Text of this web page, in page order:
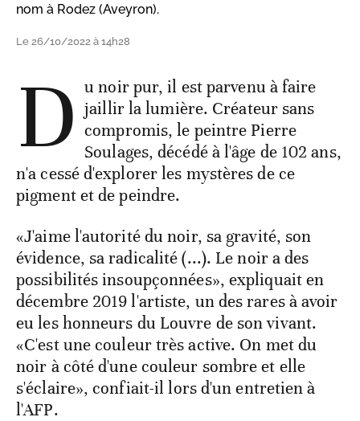
nom à Rodez (Aveyron).
Le 26/10/2022 à 14h28
D u noir pur, il est parvenu à faire
jaillir la lumière. Créateur sans
compromis, le peintre Pierre
Soulages, décédé à l'âge de 102 ans,
n'a cessé d'explorer les mystères de ce
pigment et de peindre.
«J'aime l'autorité du noir, sa gravité, son
évidence, sa radicalité (...). Le noir a des
possibilités insoupçonnées», expliquait en
décembre 2019 l'artiste, un des rares à avoir
eu les honneurs du Louvre de son vivant.
«C'est une couleur très active. On met du
noir à côté d'une couleur sombre et elle
s'éclaire», confiait-il lors d'un entretien à
l'AFP.